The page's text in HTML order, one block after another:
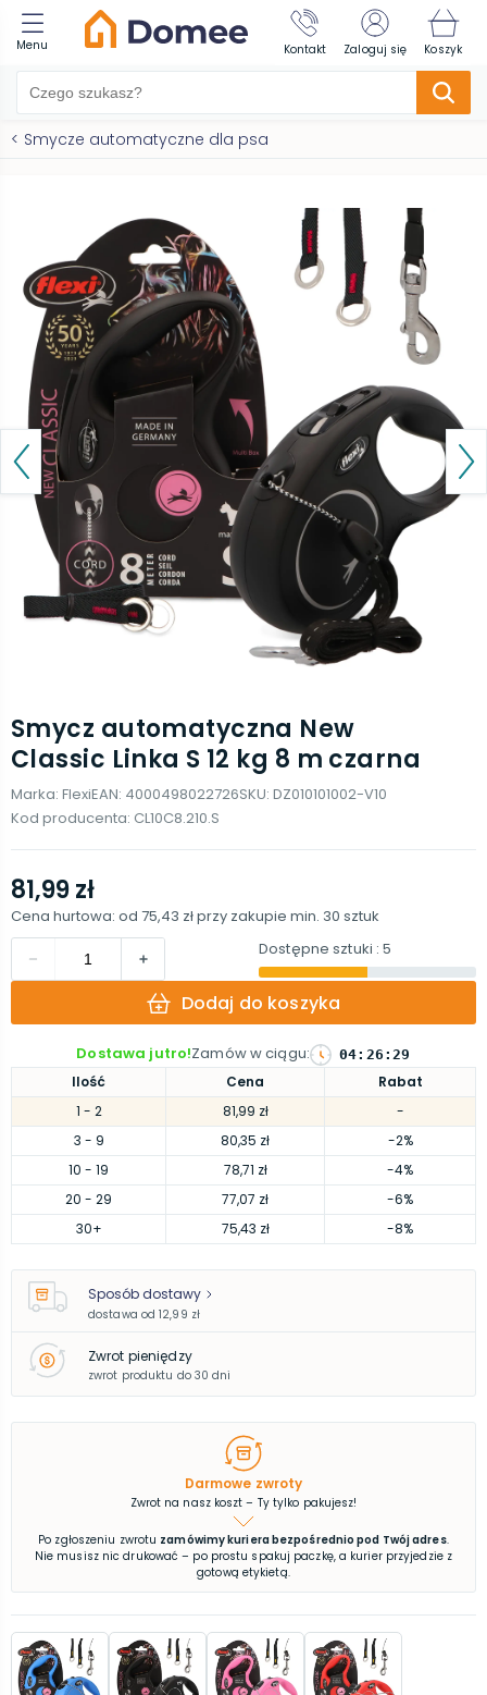
Menu Kontakt Zaloguj się Koszyk
< Smycze automatyczne dla psa
Smycz automatyczna New
Classic Linka S 12 kg 8 m czarna
Marka: FlexiEAN: 4000498022726SKU: DZ010101002-V10
Kod producenta: CL10C8.210.S
Ilość Cena
Rabat
1 - 2 81,99 zł
-
3 - 9 80,35 zł
-2%
10 - 19 78,71 zł
-4%
20 - 29 77,07 zł
-6%
30+ 75,43 zł -8%
81,99 zł
Cena hurtowa: od 75,43 złprzy zakupie min. 30 sztuk
Dostępne sztuki : 5
Dodaj do koszyka
Dostawa jutro!Zamów w ciągu: 04: 26 :29
Sposób dostawy
dostawa od 12,99 zł
Zwrot pieniędzy
zwrot produktu do 30 dni
Darmowe zwroty
Zwrot na nasz koszt – Ty tylko pakujesz!
Po zgłoszeniu zwrotu zamówimy kuriera bezpośrednio pod Twój adres.
Nie musisz nic drukować – po prostu spakuj paczkę, a kurier przyjedzie z
gotową etykietą.